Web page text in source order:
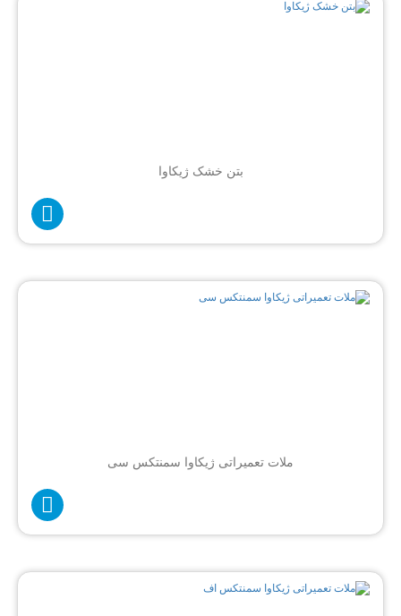
بتن خشک ژیکاوا
ملات تعمیراتی ژیکاوا سمنتکس سی